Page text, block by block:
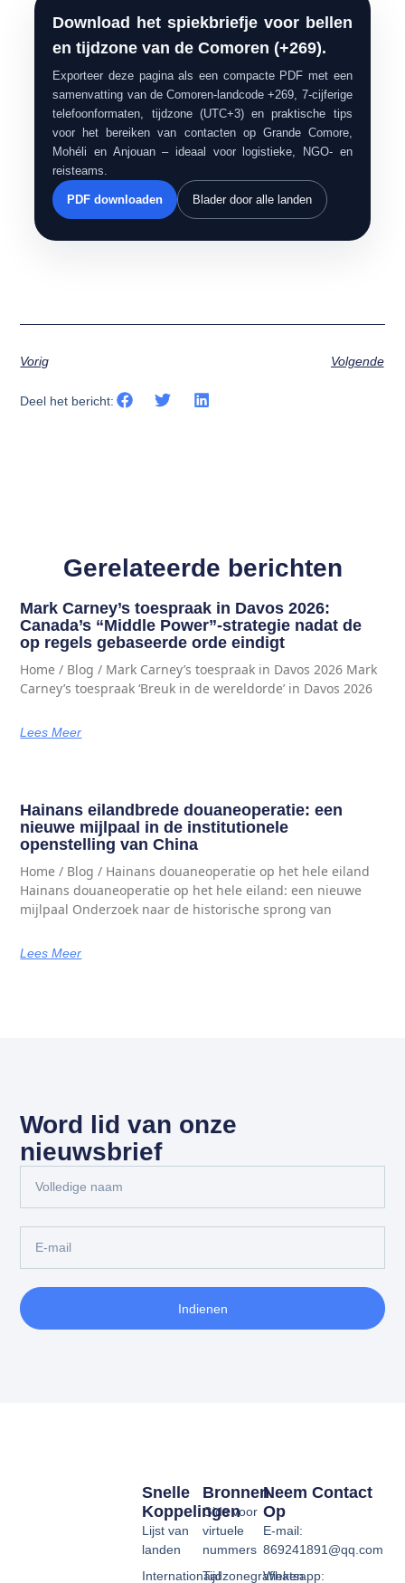
Download het spiekbriefje voor bellen
en tijdzone van de Comoren (+269).
Exporteer deze pagina als een compacte PDF met een
samenvatting van de Comoren-landcode +269, 7-cijferige
telefoonformaten, tijdzone (UTC+3) en praktische tips
voor het bereiken van contacten op Grande Comore,
Mohéli en Anjouan – ideaal voor logistieke, NGO- en
reisteams.
PDF downloaden Blader door alle landen
Vorig Volgende
Deel het bericht:
Gerelateerde berichten
Mark Carney’s toespraak in Davos 2026:
Canada’s “Middle Power”-strategie nadat de
op regels gebaseerde orde eindigt
Home / Blog / Mark Carney’s toespraak in Davos 2026 Mark
Carney’s toespraak ‘Breuk in de wereldorde’ in Davos 2026
Lees Meer
Hainans eilandbrede douaneoperatie: een
nieuwe mijlpaal in de institutionele
openstelling van China
Home / Blog / Hainans douaneoperatie op het hele eiland
Hainans douaneoperatie op het hele eiland: een nieuwe
mijlpaal Onderzoek naar de historische sprong van
Lees Meer
Word lid van onze
nieuwsbrief
Indienen
Bronnen
Gids voor
virtuele
nummers
Tijdzonegrafieken
Snelle
Koppelingen
Lijst van
landen
Internationaal
Neem Contact
Op
E-mail:
869241891@qq.com
Whatsapp: